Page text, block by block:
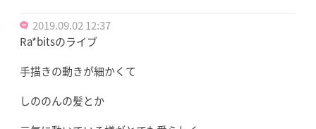
2019.09.02 12:37
Ra*bitsのライブ
手描きの動きが細かくて
しののんの髪とか